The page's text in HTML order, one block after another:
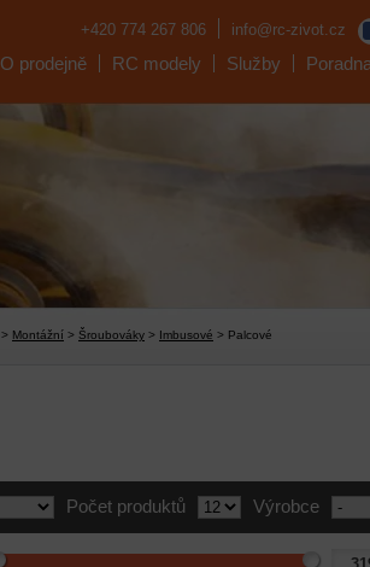
+420 774 267 806 info@rc-zivot.cz
O prodejně RC modely Služby
> Montážní > Šroubováky > Imbusové > Palcové
Počet produktů Výrobce